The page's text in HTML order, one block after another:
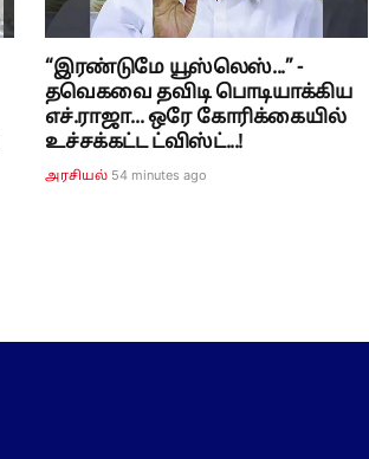
“இரண்டுமே யூஸ்லெஸ்...” -
தவெகவை தவிடி பொடியாக்கிய
எச்.ராஜா... ஒரே கோரிக்கையில்
உச்சக்கட்ட ட்விஸ்ட்...!
அரசியல் 54 minutes ago